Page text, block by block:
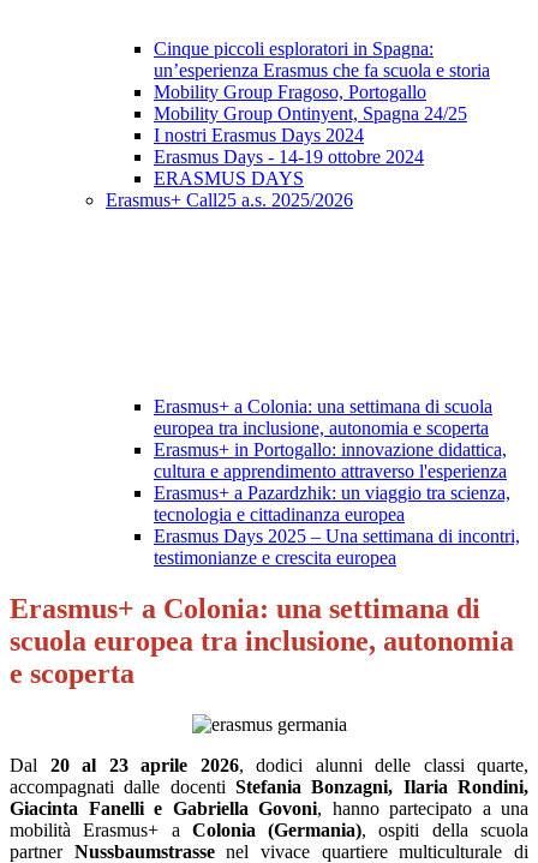
Cinque piccoli esploratori in Spagna:
un’esperienza Erasmus che fa scuola e storia
Mobility Group Fragoso, Portogallo
Mobility Group Ontinyent, Spagna 24/25
I nostri Erasmus Days 2024
Erasmus Days - 14-19 ottobre 2024
ERASMUS DAYS
Erasmus+ Call25 a.s. 2025/2026
Erasmus+ a Colonia: una settimana di scuola
europea tra inclusione, autonomia e scoperta
Erasmus+ in Portogallo: innovazione didattica,
cultura e apprendimento attraverso l'esperienza
Erasmus+ a Pazardzhik: un viaggio tra scienza,
tecnologia e cittadinanza europea
Erasmus Days 2025 – Una settimana di incontri,
testimonianze e crescita europea
Erasmus+ a Colonia: una settimana di
scuola europea tra inclusione, autonomia
e scoperta
Dal 20 al 23 aprile 2026, dodici alunni delle classi quarte,
accompagnati dalle docenti Stefania Bonzagni, Ilaria Rondini,
Giacinta Fanelli e Gabriella Govoni, hanno partecipato a una
mobilità Erasmus+ a Colonia (Germania), ospiti della scuola
partner Nussbaumstrassenel vivace quartiere multiculturale di